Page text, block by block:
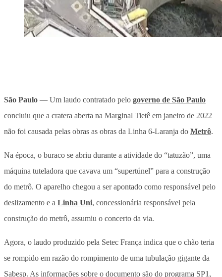
São Paulo — Um laudo contratado pelo governo de São Paulo
concluiu que a cratera aberta na Marginal Tietê em janeiro de 2022
não foi causada pelas obras as obras da Linha 6-Laranja do Metrô.
Na época, o buraco se abriu durante a atividade do “tatuzão”, uma
máquina tuteladora que cavava um “supertúnel” para a construção
do metrô. O aparelho chegou a ser apontado como responsável pelo
deslizamento e a Linha Uni, concessionária responsável pela
construção do metrô, assumiu o concerto da via.
Agora, o laudo produzido pela Setec França indica que o chão teria
se rompido em razão do rompimento de uma tubulação gigante da
Sabesp. As informações sobre o documento são do programa SP1,